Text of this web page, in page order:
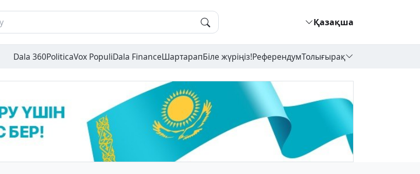
Қазақша
Dala 360PoliticaVox PopuliDala FinanceШартарапБіле жүріңіз!РеферендумТолығырақ